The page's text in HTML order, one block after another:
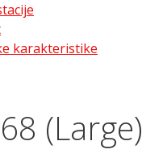
karakteristike
(Large)